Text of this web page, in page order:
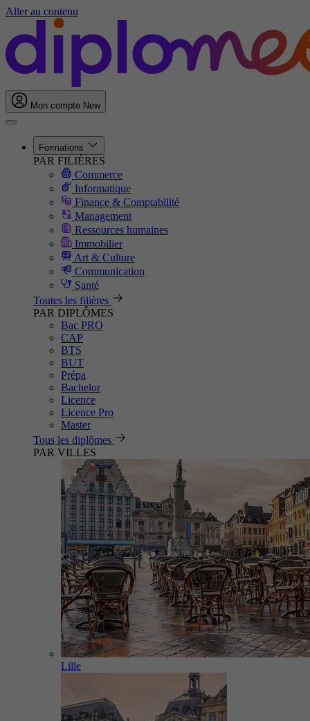
Aller au contenu
Mon compte New
Formations
PAR FILIÈRES
Commerce
Informatique
Finance & Comptabilité
Management
Ressources humaines
Immobilier
Art & Culture
Communication
Santé
Toutes les filières
PAR DIPLÔMES
Bac PRO
CAP
BTS
BUT
Prépa
Bachelor
Licence
Licence Pro
Master
Tous les diplômes
PAR VILLES
Lille